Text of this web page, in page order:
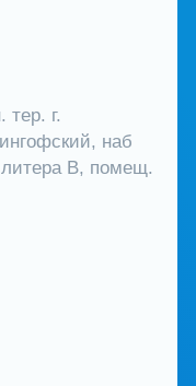
тер. г.
наб
литера В, помещ.